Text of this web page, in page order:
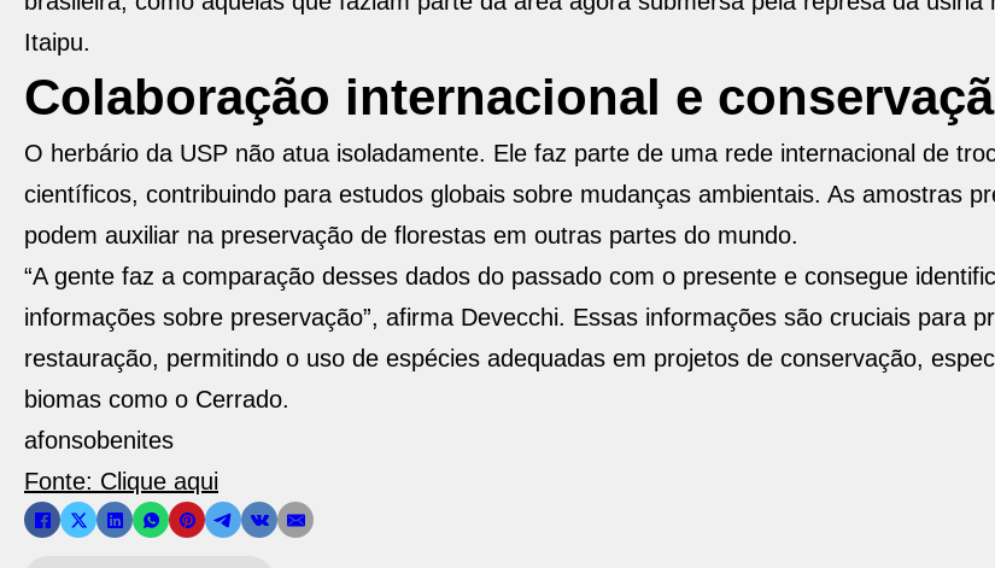
Itaipu.
Colaboração internacional e
O herbário da USP não atua isoladamente. Ele faz parte de uma rede internacional de
científicos, contribuindo para estudos globais sobre mudanças ambientais. As amostras
podem auxiliar na preservação de florestas em outras partes do mundo.
“A gente faz a comparação desses dados do passado com o presente e consegue
informações sobre preservação”, afirma Devecchi. Essas informações são cruciais para
restauração, permitindo o uso de espécies adequadas em projetos de conservação,
biomas como o Cerrado.
afonsobenites
Fonte: Clique aqui